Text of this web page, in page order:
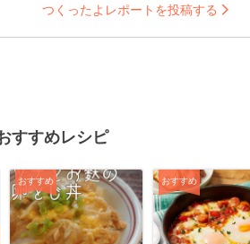
つくったよレポートを投稿する
すすめレシピ
おすすめ おすすめ